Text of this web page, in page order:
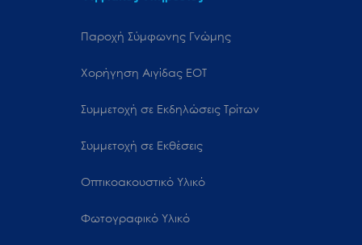
Παροχή Σύμφωνης Γνώμης
Χορήγηση Αιγίδας ΕΟΤ
Συμμετοχή σε Εκδηλώσεις Τρίτων
Συμμετοχή σε Εκθέσεις
Οπτικοακουστικό Υλικό
Φωτογραφικό Υλικό